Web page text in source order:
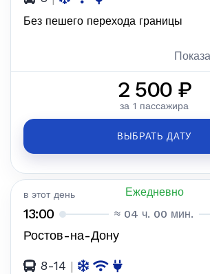
Без пешего перехода границы
2 500 ₽
за 1 пассажира
ВЫБРАТЬ ДАТУ
в этот день Ежедневно
13:00 ≈ 04 ч. 00 мин.
Ростов-на-Дону
8-14 |